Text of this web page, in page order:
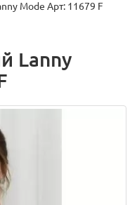
Mode Арт: 11679 F
Lanny